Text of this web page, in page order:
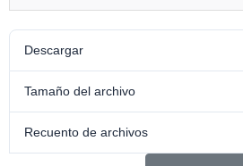
Descargar
Tamaño del archivo
Recuento de archivos